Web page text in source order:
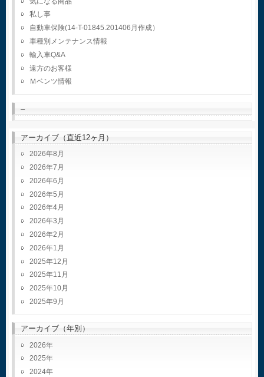
私し事
自動車保険(14-T-01845.201406月作成）
車種別メンテナンス情報
輸入車Q&A
遠方のお客様
Ｍベンツ情報
–
アーカイブ（直近12ヶ月）
2026年8月
2026年7月
2026年6月
2026年5月
2026年4月
2026年3月
2026年2月
2026年1月
2025年12月
2025年11月
2025年10月
2025年9月
アーカイブ（年別）
2026
2025
2024